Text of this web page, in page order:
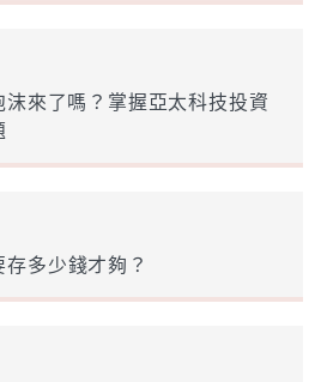
來了嗎？掌握亞太科技投資
多少錢才夠？